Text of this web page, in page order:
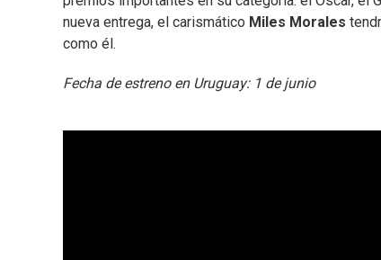
nueva entrega, el carismático Miles Morales
como él.
Fecha de estreno en Uruguay: 1 de junio